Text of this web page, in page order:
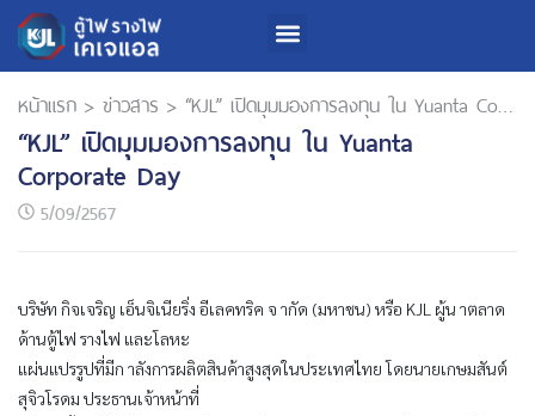
หน้าแรก > ข่าวสาร > “KJL” เปิดมุมมองการลงทุน ใน Yuanta Corporate Day
“KJL” เปิดมุมมองการลงทุน ใน Yuanta
Corporate Day
5/09/2567
บริษัท กิจเจริญ เอ็นจิเนียริ่ง อีเลคทริค จ ากัด (มหาชน) หรือ KJL ผู้น าตลาด
ด้านตู้ไฟ รางไฟ และโลหะ
แผ่นแปรรูปที่มีก าลังการผลิตสินค้าสูงสุดในประเทศไทย โดยนายเกษมสันต์
สุจิวโรดม ประธานเจ้าหน้าที่